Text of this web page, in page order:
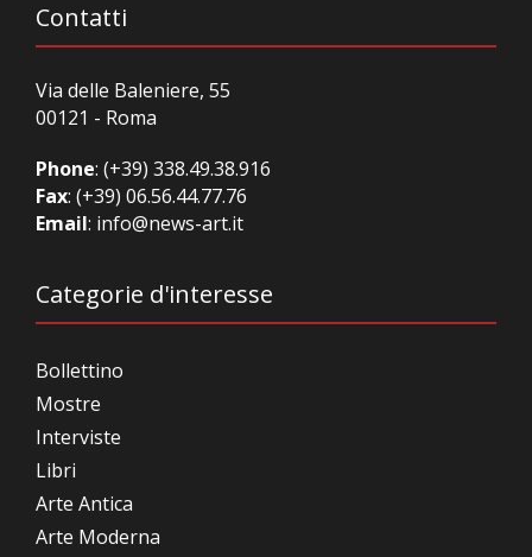
Contatti
Via delle Baleniere, 55
00121 - Roma
Phone: (+39) 338.49.38.916
Fax: (+39) 06.56.44.77.76
Email: info@news-art.it
Categorie d'interesse
Bollettino
Mostre
Interviste
Libri
Arte Antica
Arte Moderna